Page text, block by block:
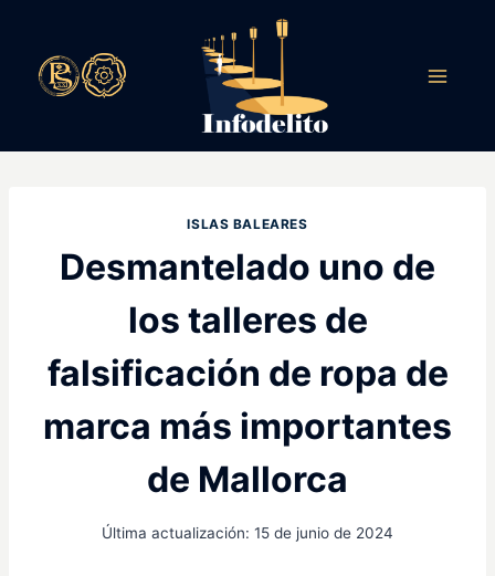
contenido
ISLAS BALEARES
Desmantelado uno de
los talleres de
falsificación de ropa de
marca más importantes
de Mallorca
Última actualización: 15 de junio de 2024